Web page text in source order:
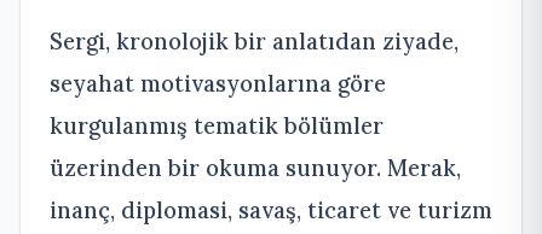
Sergi, kronolojik bir anlatıdan ziyade,
seyahat motivasyonlarına göre
kurgulanmış tematik bölümler
üzerinden bir okuma sunuyor. Merak,
inanç, diplomasi, savaş, ticaret ve turizm